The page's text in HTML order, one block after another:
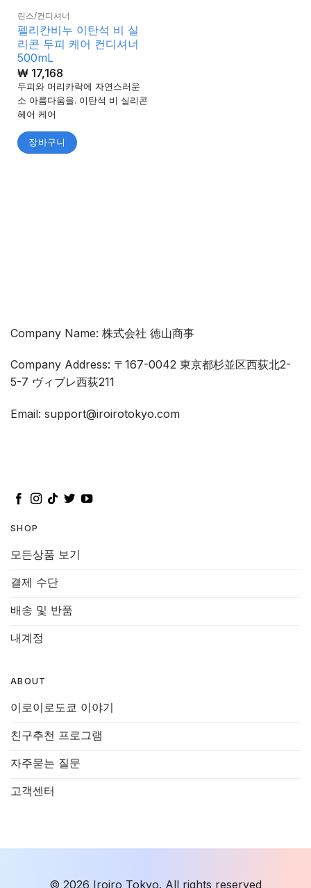
린스/컨디셔너
펠리칸비누 이탄석 비 실
리콘 두피 케어 컨디셔너
500mL
₩17,168
두피와 머리카락에 자연스러운
소 아름다움을. 이탄석 비 실리콘
헤어 케어
장바구니
Company Name: 株式会社 徳山商事
Company Address: 〒167-0042 東京都杉並区西荻北2-
5-7 ヴィブレ西荻211
Email: support@iroirotokyo.com
SHOP
모든상품 보기
결제 수단
배송 및 반품
내계정
ABOUT
이로이로도쿄 이야기
친구추천 프로그램
자주묻는 질문
고객센터
© 2026 Iroiro Tokyo. All rights reserved